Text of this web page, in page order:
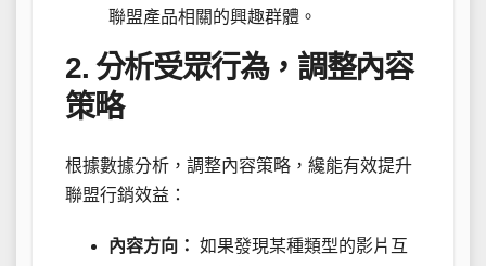
聯盟產品相關的興趣群體。
2. 分析受眾行為，調整內容
策略
根據數據分析，調整內容策略，纔能有效提升
聯盟行銷效益：
內容方向： 如果發現某種類型的影片互